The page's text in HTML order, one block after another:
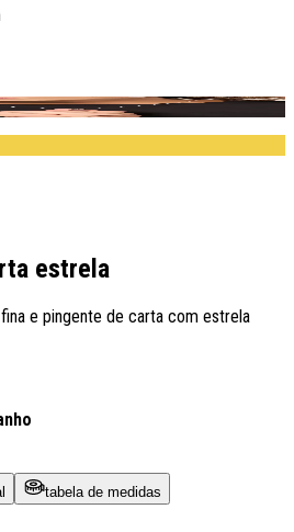
estrela
e pingente de carta com estrela
tabela de medidas